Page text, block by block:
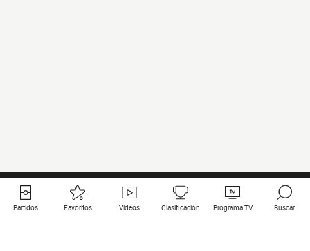
Partidos Favoritos Videos Clasificación Programa TV Buscar